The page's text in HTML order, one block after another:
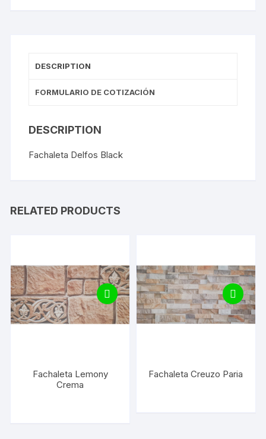
DESCRIPTION
FORMULARIO DE COTIZACIÓN
DESCRIPTION
Fachaleta Delfos Black
RELATED PRODUCTS
Fachaleta Lemony
Crema
Fachaleta Creuzo Paria